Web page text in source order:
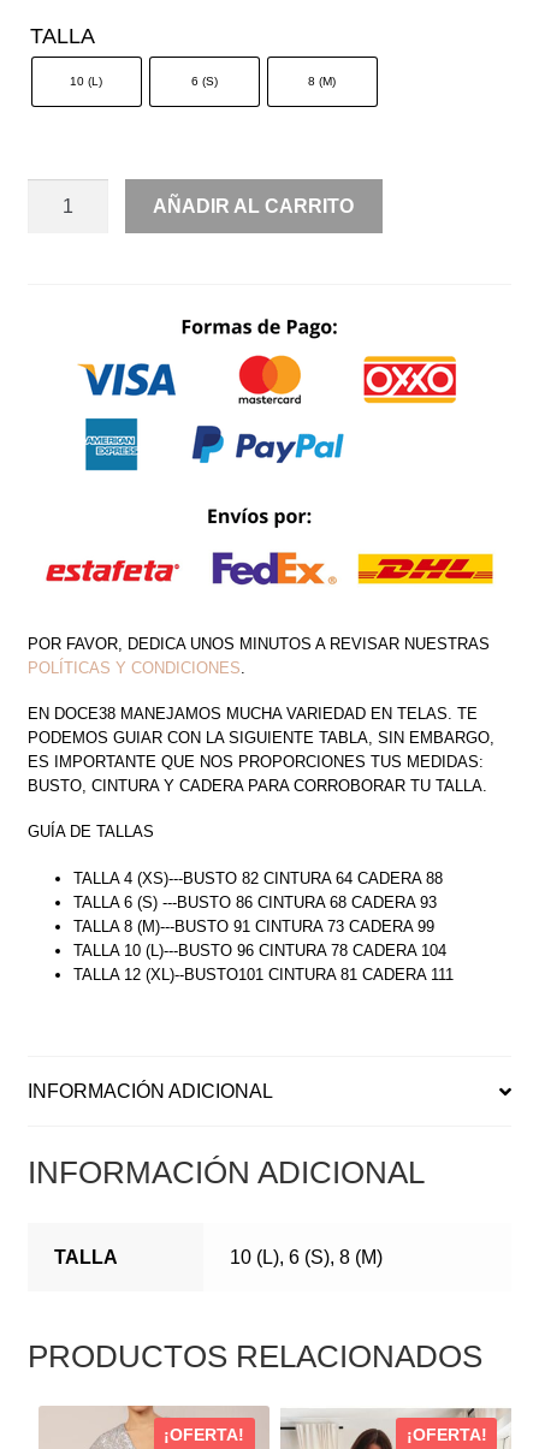
TALLA
10 (L) 6 (S) 8 (M)
SACO
DORADO
CANTIDAD
AÑADIR AL CARRITO
POR FAVOR, DEDICA UNOS MINUTOS A REVISAR NUESTRAS
POLÍTICAS Y CONDICIONES.
EN DOCE38 MANEJAMOS MUCHA VARIEDAD EN TELAS. TE
PODEMOS GUIAR CON LA SIGUIENTE TABLA, SIN EMBARGO,
ES IMPORTANTE QUE NOS PROPORCIONES TUS MEDIDAS:
BUSTO, CINTURA Y CADERA PARA CORROBORAR TU TALLA.
GUÍA DE TALLAS
TALLA 4 (XS)---BUSTO 82 CINTURA 64 CADERA 88
TALLA 6 (S) ---BUSTO 86 CINTURA 68 CADERA 93
TALLA 8 (M)---BUSTO 91 CINTURA 73 CADERA 99
TALLA 10 (L)---BUSTO 96 CINTURA 78 CADERA 104
TALLA 12 (XL)--BUSTO101 CINTURA 81 CADERA 111
INFORMACIÓN ADICIONAL
INFORMACIÓN ADICIONAL
TALLA 10 (L), 6 (S), 8 (M)
PRODUCTOS RELACIONADOS
¡OFERTA! ¡OFERTA!
ESTE